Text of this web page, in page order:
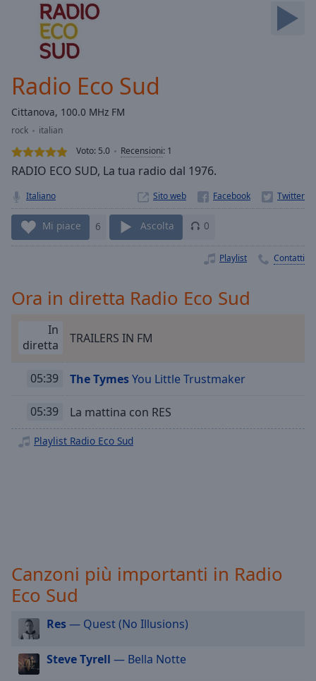
Current
Loaded:
0.00%
Stream
TypeLIVE
live,
currently
behind
LIVE
Remaining
Chapters
Descriptions
descriptions
off,
subtitles
settings
dialog
off
Audio
Radio Eco Sud
Cittanova, 100.0 MHz FM
rock
italian
Voto: 5.0 Recensioni: 1
RADIO ECO SUD, La tua radio dal 1976.
Italiano Sito web
Mi piace 6 Ascolta 0
Playlist Contatti
Ora in diretta Radio Eco Sud
In
diretta
TRAILERS IN FM
05:39 The TymesYou Little Trustmaker
05:39 La mattina con RES
Playlist Radio Eco Sud
Canzoni più importanti in Radio
Eco Sud
Res— Quest (No Illusions)
Steve Tyrell — Bella Notte